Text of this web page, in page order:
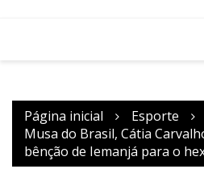
Página inicial
Esporte
Musa do Brasil, Cátia
bênção de Iemanjá para o